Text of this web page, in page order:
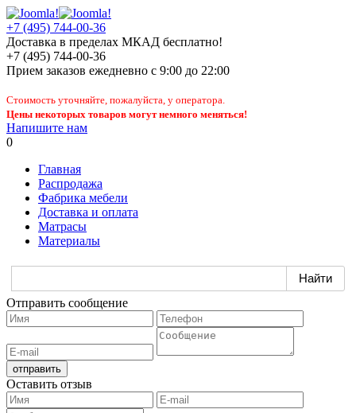
+7 (495) 744-00-36
Доставка в пределах МКАД бесплатно!
+7 (495) 744-00-36
Прием заказов ежедневно с 9:00 до 22:00
Стоимость уточняйте, пожалуйста, у оператора.
Цены некоторых товаров могут немного меняться!
Напишите нам
0
Главная
Распродажа
Фабрика мебели
Доставка и оплата
Матрасы
Материалы
Отправить сообщение
Оставить отзыв